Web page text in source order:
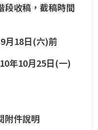
段收稿，截稿時間
月18日(六)前
年10月25日(一)
附件說明